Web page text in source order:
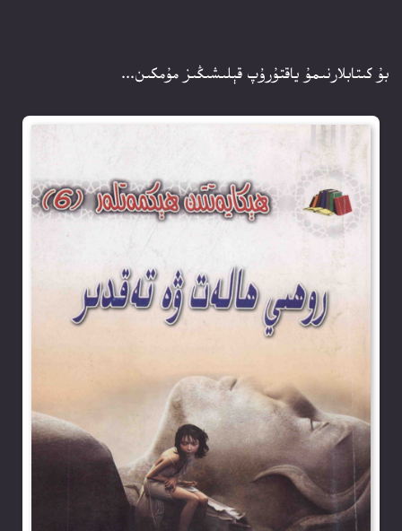
بۇ كىتابلارنىمۇ ياقتۇرۇپ قېلىشىڭىز مۇمكىن...